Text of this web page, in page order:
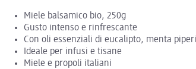
Miele balsamico bio, 250g
Gusto intenso e rinfrescante
Con oli essenziali di eucalipto, menta
Ideale per infusi e tisane
Miele e propoli italiani